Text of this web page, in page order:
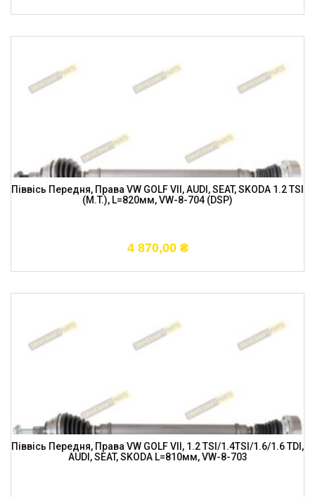
Піввісь Передня, Права VW GOLF VII, AUDI, SEAT, SKODA 1.2 TSI
(M.T.), L=820мм, VW-8-704 (DSP)
4 870,00 ₴
Піввісь Передня, Права VW GOLF VII, 1.2 TSI/1.4TSI/1.6/1.6 TDI,
AUDI, SEAT, SKODA L=810мм, VW-8-703